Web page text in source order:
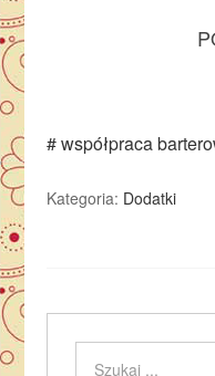
# współpraca
Kategoria: Dodatki